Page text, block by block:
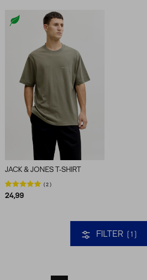
JACK & JONES T-SHIRT
2
24,99
FILTER 1